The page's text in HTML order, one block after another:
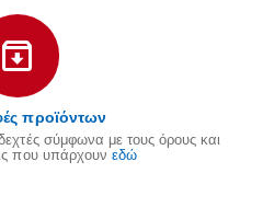
προϊόντων
σύμφωνα με τους όρους και
που υπάρχουν εδώ